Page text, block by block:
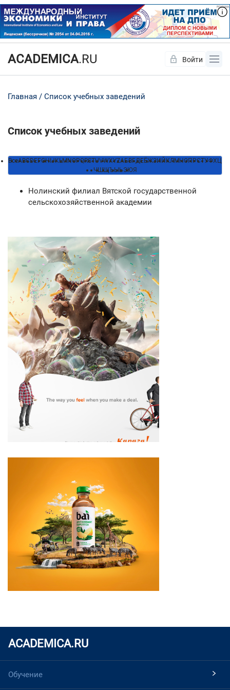
ACADEMICA.RU Войти
Главная Список учебных заведений
Список учебных заведений
ВсеABC DEFGH JKLM NOPQRSTUVWXYZАБВГДЕЁЖЗИ Й КЛМ НОП РСТУФХ Ц
ЧШЩЪЫ ЬЭЮЯ
Нолинский филиал Вятской государственной
сельскохозяйственной академии
ACADEMICA.RU
Обучение
Да Нет